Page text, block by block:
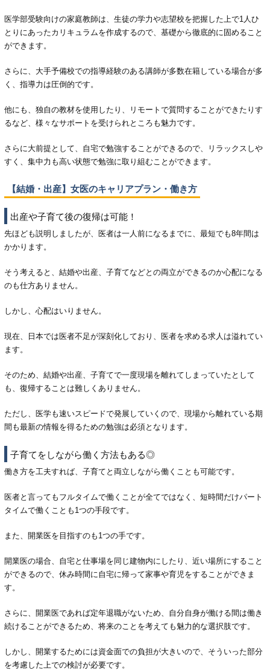
医学部受験向けの家庭教師は、生徒の学力や志望校を把握した上で1人ひ
とりにあったカリキュラムを作成するので、基礎から徹底的に固めること
ができます。
さらに、大手予備校での指導経験のある講師が多数在籍している場合が多
く、指導力は圧倒的です。
他にも、独自の教材を使用したり、リモートで質問することができたりす
るなど、様々なサポートを受けられところも魅力です。
さらに大前提として、自宅で勉強することができるので、リラックスしや
すく、集中力も高い状態で勉強に取り組むことができます。
【結婚・出産】女医のキャリアプラン・働き方
出産や子育て後の復帰は可能！
先ほども説明しましたが、医者は一人前になるまでに、最短でも8年間は
かかります。
そう考えると、結婚や出産、子育てなどとの両立ができるのか心配になる
のも仕方ありません。
しかし、心配はいりません。
現在、日本では医者不足が深刻化しており、医者を求める求人は溢れてい
ます。
そのため、結婚や出産、子育てで一度現場を離れてしまっていたとして
も、復帰することは難しくありません。
ただし、医学も速いスピードで発展していくので、現場から離れている期
間も最新の情報を得るための勉強は必須となります。
子育てをしながら働く方法もある◎
働き方を工夫すれば、子育てと両立しながら働くことも可能です。
医者と言ってもフルタイムで働くことが全てではなく、短時間だけパート
タイムで働くことも1つの手段です。
また、開業医を目指すのも1つの手です。
開業医の場合、自宅と仕事場を同じ建物内にしたり、近い場所にすること
ができるので、休み時間に自宅に帰って家事や育児をすることができま
す。
さらに、開業医であれば定年退職がないため、自分自身が働ける間は働き
続けることができるため、将来のことを考えても魅力的な選択肢です。
しかし、開業するためには資金面での負担が大きいので、そういった部分
を考慮した上での検討が必要です。